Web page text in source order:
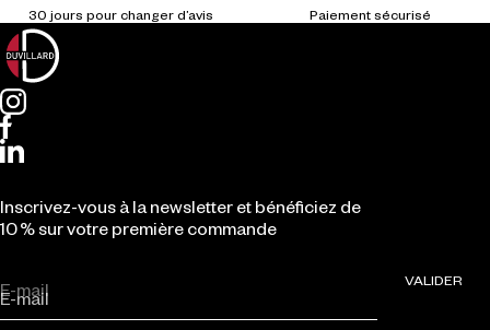
Inscrivez-vous à la newsletter et bénéficiez de
10 % sur votre première commande
E-mail
VALIDER